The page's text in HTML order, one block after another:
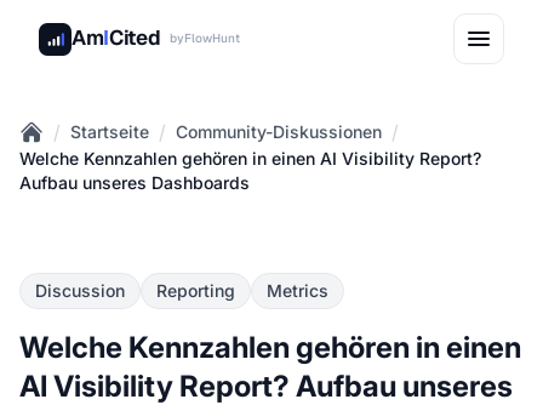
AmICited byFlowHunt
Home
/ Startseite / Community-Diskussionen /
Welche Kennzahlen gehören in einen AI Visibility Report?
Aufbau unseres Dashboards
Discussion Reporting Metrics
Welche Kennzahlen gehören in einen
AI Visibility Report? Aufbau unseres